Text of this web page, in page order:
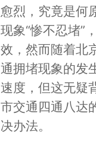
愈烈，究竟是何
现象“惨不忍堵”
效，然而随着北
通拥堵现象的发
速度，但这无疑
市交通四通八达
决办法。